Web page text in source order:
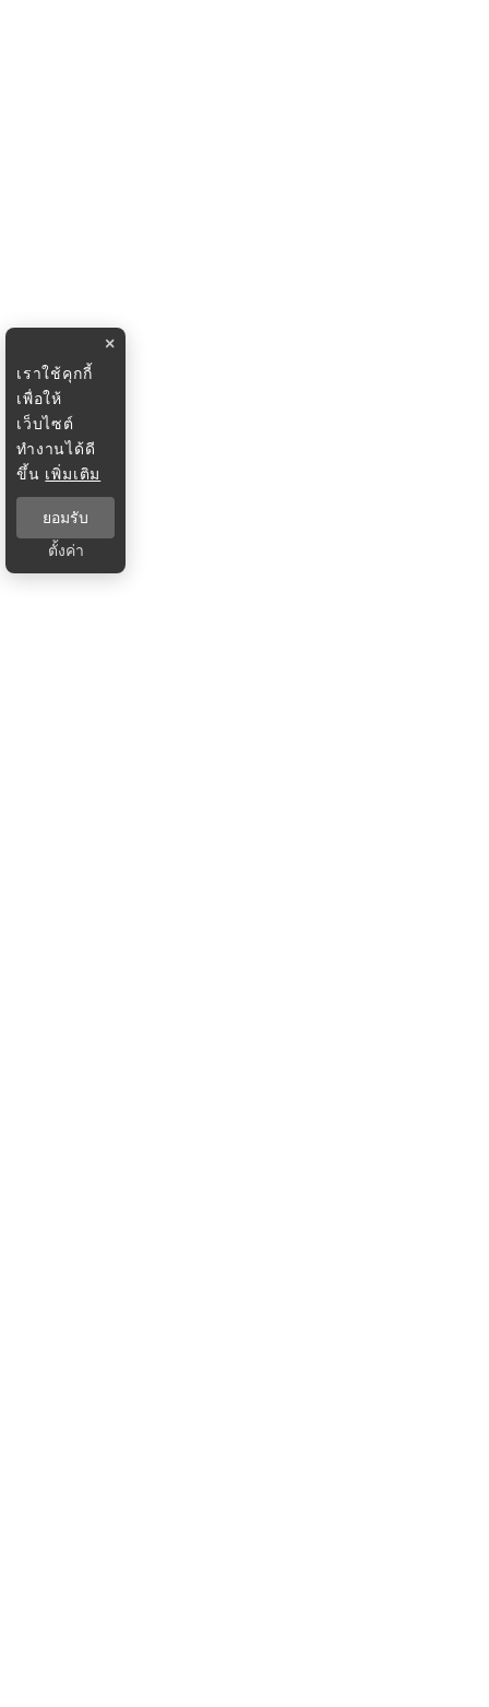
×
เราใช้คุกกี้
เพื่อให้
เว็บไซต์
ทำงานได้ดี
ขึ้น เพิ่มเติม
ยอมรับ
ตั้งค่า